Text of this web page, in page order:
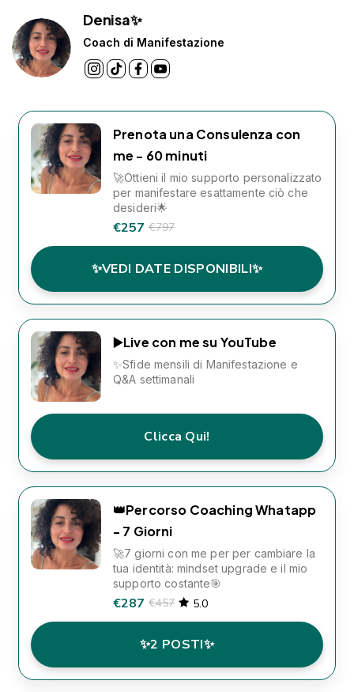
Denisa✨
Coach di Manifestazione
Prenota una Consulenza con
me - 60 minuti
🚀Ottieni il mio supporto personalizzato
per manifestare esattamente ciò che
desideri🌟
€257 €797
✨VEDI DATE DISPONIBILI✨
▶️Live con me su YouTube
✨Sfide mensili di Manifestazione e
Q&A settimanali
Clicca Qui!
👑Percorso Coaching Whatapp
- 7 Giorni
🚀7 giorni con me per per cambiare la
tua identità: mindset upgrade e il mio
supporto costante🎯
€287 €457 5.0
✨2 POSTI✨